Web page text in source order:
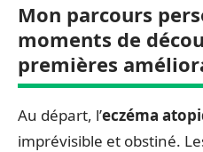
Mon parcours
moments de
premières
Au départ, l’eczéma
imprévisible et obstiné.